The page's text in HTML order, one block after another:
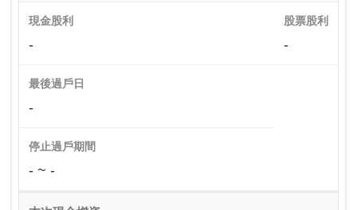
現金股利
-
股票股利
-
最後過戶日
-
停止過戶期間
- ~ -